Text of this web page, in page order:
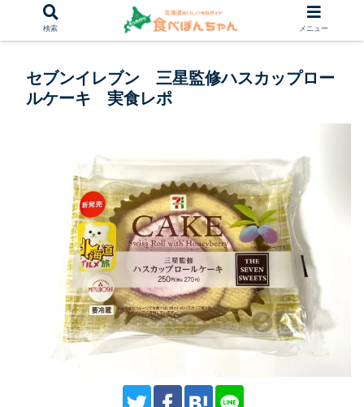
セブンイレブン 三星監修ハスカップロー
ルケーキ 実食レポ
検索 メニュー